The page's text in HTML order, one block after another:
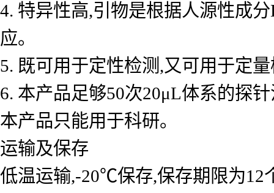
4. 特异性高,引物是根据人源性成
应。
5. 既可用于定性检测,又可用于定
6. 本产品足够50次20μL体系的探
本产品只能用于科研。
运输及保存
低温运输,-20℃保存,保存期限为12